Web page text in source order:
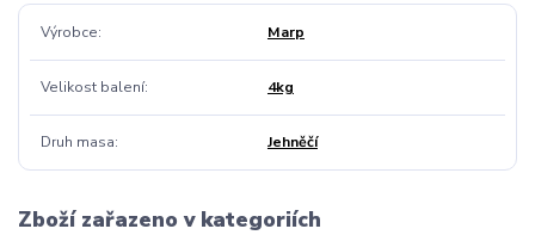
Výrobce Marp
Velikost balení 4kg
Druh masa Jehněčí
Zboží zařazeno v kategoriích